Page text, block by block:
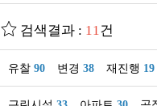
검색결과 : 11건
유찰 90 변경 38 재진행 19